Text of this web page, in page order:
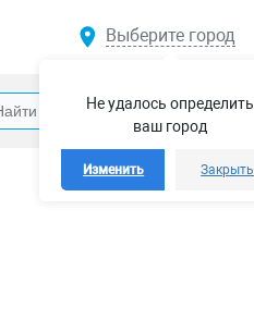
Не удалось определить
ваш город
Изменить Закрыть
Выберите город